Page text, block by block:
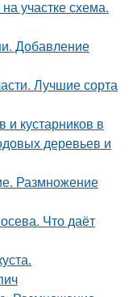
участке схема.
Добавление
Лучшие сорта
и кустарников в
деревьев и
Размножение
Что даёт